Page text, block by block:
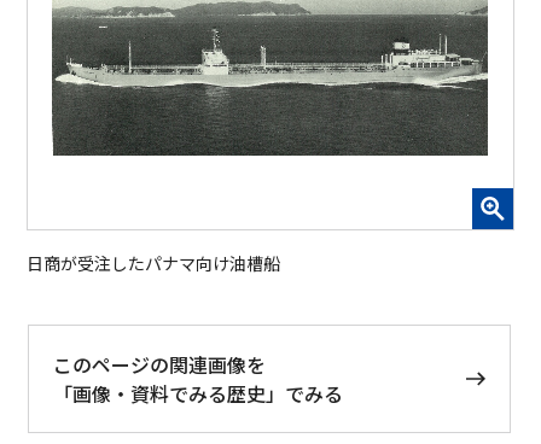
日商が受注したパナマ向け油槽船
このページの関連画像を
「画像・資料でみる歴史」でみる